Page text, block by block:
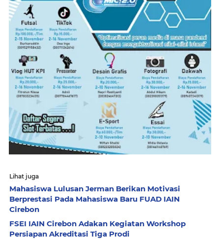
Lihat juga
Mahasiswa Lulusan Jerman Berikan Motivasi
Berprestasi Pada Mahasiswa Baru FUAD IAIN
Cirebon
FSEI IAIN Cirebon Adakan Kegiatan Workshop
Persiapan Akreditasi Tiga Prodi